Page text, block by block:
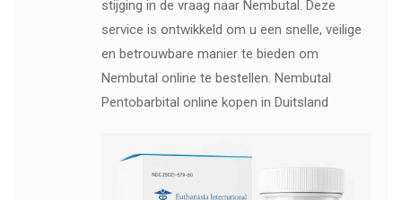
stijging in de vraag naar Nembutal. Deze
service is ontwikkeld om u een snelle, veilige
en betrouwbare manier te bieden om
Nembutal online te bestellen. Nembutal
Pentobarbital online kopen in Duitsland